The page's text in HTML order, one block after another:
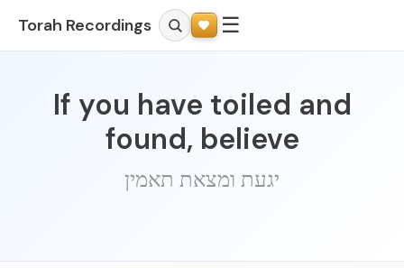
Torah Recordings ☰
If you have toiled and
found, believe
יגעת ומצאת תאמין